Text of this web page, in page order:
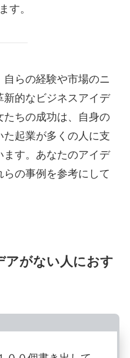
す。
らの経験や市場のニ
的なビジネスアイデ
ちの成功は、自身の
起業が多くの人に支
す。あなたのアイデ
の事例を参考にして
アがない人におす